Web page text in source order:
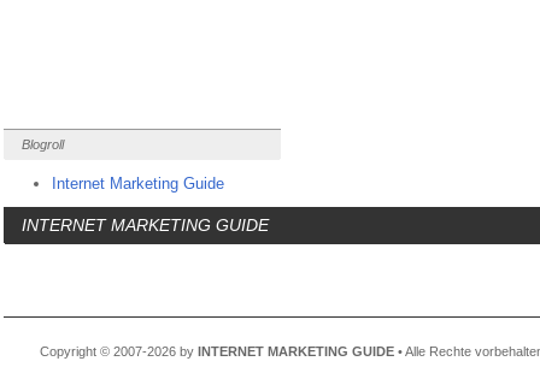
Blogroll
Internet Marketing Guide
INTERNET MARKETING GUIDE
Copyright © 2007-2026 by INTERNET MARKETING GUIDE• Alle Rechte